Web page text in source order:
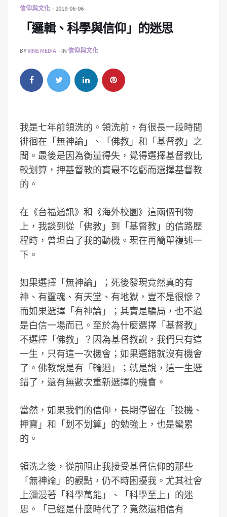
信仰與文化 2019-06-06
「邏輯、科學與信仰」的迷思
BYVINE MEDIA IN 信仰與文化
我是七年前領洗的。領洗前，有很長一段時間
徘徊在「無神論」、「佛教」和「基督教」之
間。最後是因為衡量得失，覺得選擇基督教比
較划算，押基督教的寶最不吃虧而選擇基督教
的。
在《台福通訊》和《海外校園》這兩個刊物
上，我談到從「佛教」到「基督教」的信路歷
程時，曾坦白了我的動機。現在再簡單複述一
下。
如果選擇「無神論」；死後發現竟然真的有
神、有靈魂、有天堂、有地獄，豈不是很慘？
而如果選擇「有神論」；其實是騙局，也不過
是白信一場而已。至於為什麼選擇「基督教」
不選擇「佛教」？因為基督教說，我們只有這
一生，只有這一次機會；如果選錯就沒有機會
了。佛教說是有「輪迴」；就是說，這一生選
錯了，還有無數次重新選擇的機會。
當然，如果我們的信仰，長期停留在「投機、
押寶」和「划不划算」的勉強上，也是蠻累
的。
領洗之後，從前阻止我接受基督信仰的那些
「無神論」的觀點，仍不時困擾我。尤其社會
上瀰漫著「科學萬能」、「科學至上」的迷
思。「已經是什麼時代了？竟然還相信有